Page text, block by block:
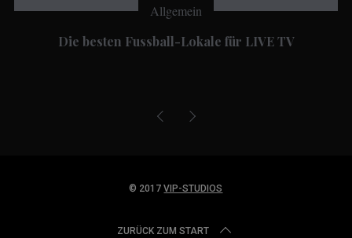
Allgemein
Die besten Fussball-Lokale für LIVE TV
© 2017VIP-STUDIOS
ZURÜCK ZUM START